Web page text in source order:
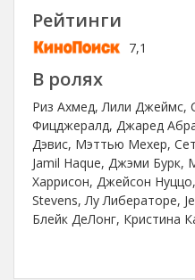
Рейтинги
7,1
В ролях
Риз Ахмед, Лили Джеймс,
Фицджералд, Джаред
Дэвис, Мэттью Мехер,
Jamil Haque, Джэми Бурк,
Харрисон, Джейсон
Stevens, Лу Либераторе,
Блейк ДеЛонг, Кристина